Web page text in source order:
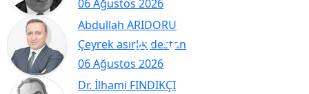
06 Ağustos 2026
Abdullah ARIDORU
06 Ağustos 2026
Çeyrek asırlık destan
Dr. İlhami FINDIKÇI